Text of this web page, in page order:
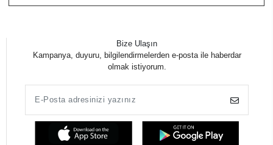
Bize Ulaşın
Kampanya, duyuru, bilgilendirmelerden e-posta ile haberdar
olmak istiyorum.